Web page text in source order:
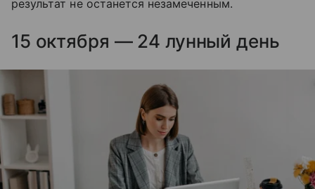
результат не останется незамеченным.
15 октября — 24 лунный день